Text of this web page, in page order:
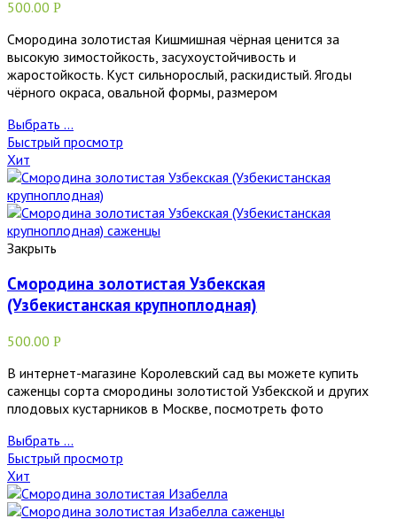
500.00 Р
Смородина золотистая Кишмишная чёрная ценится за
высокую зимостойкость, засухоустойчивость и
жаростойкость. Куст сильнорослый, раскидистый. Ягоды
чёрного окраса, овальной формы, размером
Выбрать ...
Быстрый просмотр
Хит
Закрыть
Смородина золотистая Узбекская
(Узбекистанская крупноплодная)
500.00 Р
В интернет-магазине Королевский сад вы можете купить
саженцы сорта смородины золотистой Узбекской и других
плодовых кустарников в Москве, посмотреть фото
Выбрать ...
Быстрый просмотр
Хит